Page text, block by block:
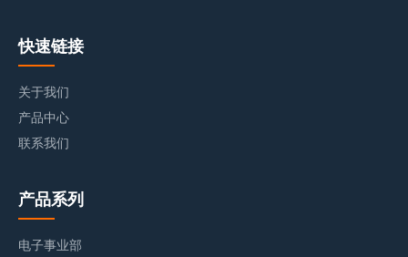
快速链接
关于我们
产品中心
联系我们
产品系列
电子事业部